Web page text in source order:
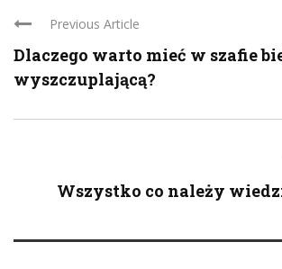
Previous Article
Dlaczego warto mieć w szafie
wyszczuplającą?
Wszystko co należy